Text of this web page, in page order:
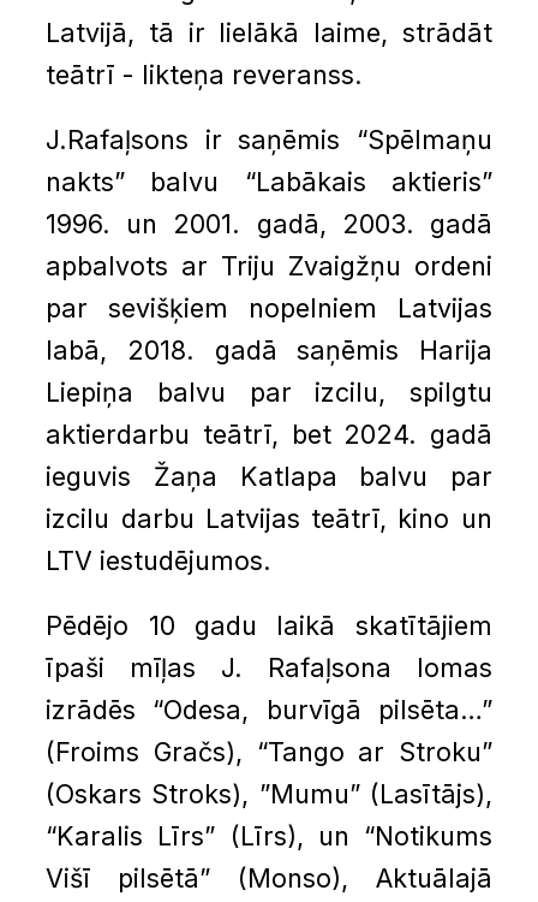
Latvijā, tā ir lielākā laime, strādāt
teātrī - likteņa reveranss.
J.Rafaļsons ir saņēmis “Spēlmaņu
nakts” balvu “Labākais aktieris”
1996. un 2001. gadā, 2003. gadā
apbalvots ar Triju Zvaigžņu ordeni
par sevišķiem nopelniem Latvijas
labā, 2018. gadā saņēmis Harija
Liepiņa balvu par izcilu, spilgtu
aktierdarbu teātrī, bet 2024. gadā
ieguvis Žaņa Katlapa balvu par
izcilu darbu Latvijas teātrī, kino un
LTV iestudējumos.
Pēdējo 10 gadu laikā skatītājiem
īpaši mīļas J. Rafaļsona lomas
izrādēs “Odesa, burvīgā pilsēta…”
(Froims Gračs), “Tango ar Stroku”
(Oskars Stroks), ”Mumu” (Lasītājs),
“Karalis Līrs” (Līrs), un “Notikums
Višī pilsētā” (Monso), Aktuālajā